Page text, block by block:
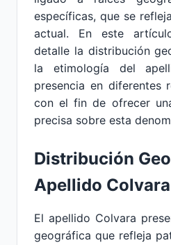
específicas, que se
actual. En este
detalle la distribución
la etimología del
presencia en diferentes
con el fin de ofrecer
precisa sobre esta
Distribución
Apellido Colvara
El apellido Colvara
geográfica que refleja